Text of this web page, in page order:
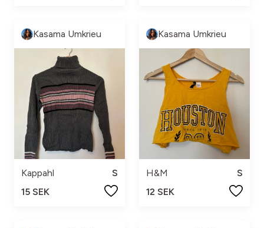
Kasama Umkrieu
Kappahl
S
15 SEK
Kasama Umkrieu
H&M
S
12 SEK